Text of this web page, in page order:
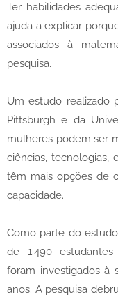
Ter habilidades
ajuda a explicar
associados à
pesquisa.
Um estudo realizado
Pittsburgh e da
mulheres podem ser
ciências, tecnologias,
têm mais opções de
capacidade.
Como parte do
de 1.490
foram investigados à
anos. A pesquisa